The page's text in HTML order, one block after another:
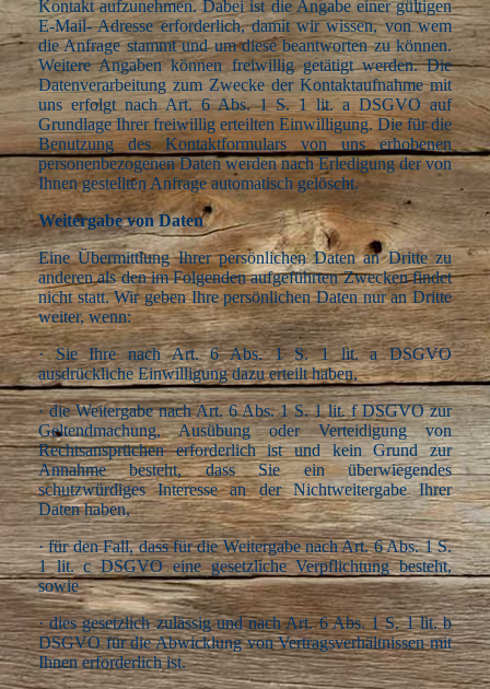
Kontakt aufzunehmen. Dabei ist die Angabe einer gültigen
E-Mail- Adresse erforderlich, damit wir wissen, von wem
die Anfrage stammt und um diese beantworten zu können.
Weitere Angaben können freiwillig getätigt werden. Die
Datenverarbeitung zum Zwecke der Kontaktaufnahme mit
uns erfolgt nach Art. 6 Abs. 1 S. 1 lit. a DSGVO auf
Grundlage Ihrer freiwillig erteilten Einwilligung. Die für die
Benutzung des Kontaktformulars von uns erhobenen
personenbezogenen Daten werden nach Erledigung der von
Ihnen gestellten Anfrage automatisch gelöscht.
Weitergabe von Daten
Eine Übermittlung Ihrer persönlichen Daten an Dritte zu
anderen als den im Folgenden aufgeführten Zwecken findet
nicht statt. Wir geben Ihre persönlichen Daten nur an Dritte
weiter, wenn:
·Sie Ihre nach Art. 6 Abs. 1 S. 1 lit. a DSGVO
ausdrückliche Einwilligung dazu erteilt haben,
·die Weitergabe nach Art. 6 Abs. 1 S. 1 lit. f DSGVO zur
Geltendmachung, Ausübung oder Verteidigung von
Rechtsansprüchen erforderlich ist und kein Grund zur
Annahme besteht, dass Sie ein überwiegendes
schutzwürdiges Interesse an der Nichtweitergabe Ihrer
Daten haben,
·für den Fall, dass für die Weitergabe nach Art. 6 Abs. 1 S.
1 lit. c DSGVO eine gesetzliche Verpflichtung besteht,
sowie
·dies gesetzlich zulässig und nach Art. 6 Abs. 1 S. 1 lit. b
DSGVO für die Abwicklung von Vertragsverhältnissen mit
Ihnen erforderlich ist.